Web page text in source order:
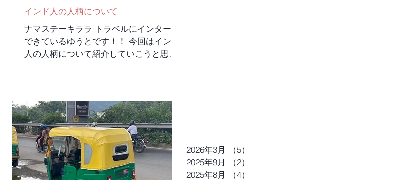
ィ王朝時代のモスク）です。ここに行く
道中にちょうどその日お
インド人の人柄について
ナマステーキララ トラベルにインターン
できているゆうとです！！ 今回はインド
人の人柄について紹介していこうと思い
ちらも遠慮せずにコミュニケーションを
とることが大切...
2026年3月 （5）
2025年9月
（2）
2025年8月
（4）